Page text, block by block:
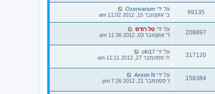
99135 על ידי Ozerivarium
ב' אוקטובר 15, 2012 11:02 am
208897 על ידי טל רודס
ד' אוקטובר 03, 2012 11:36 am
317120 על ידי ofri17
ה' ספטמבר 27, 2012 11:11 am
158384 על ידי Axxon N
ו' ספטמבר 21, 2012 7:26 pm